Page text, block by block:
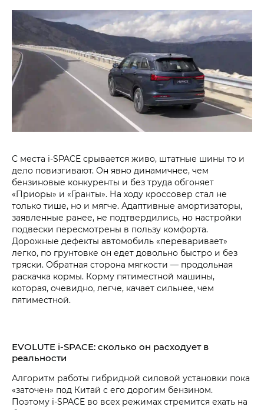
С места i‑SPACE срывается живо, штатные шины то и
дело повизгивают. Он явно динамичнее, чем
бензиновые конкуренты и без труда обгоняет
«Приоры» и «Гранты». На ходу кроссовер стал не
только тише, но и мягче. Адаптивные амортизаторы,
заявленные ранее, не подтвердились, но настройки
подвески пересмотрены в пользу комфорта.
Дорожные дефекты автомобиль «переваривает»
легко, по грунтовке он едет довольно быстро и без
тряски. Обратная сторона мягкости — продольная
раскачка кормы. Корму пятиместной машины,
которая, очевидно, легче, качает сильнее, чем
пятиместной.
EVOLUTE i‑SPACE: сколько он расходует в
реальности
Алгоритм работы гибридной силовой установки пока
«заточен» под Китай с его дорогим бензином.
Поэтому i‑SPACE во всех режимах стремится ехать на